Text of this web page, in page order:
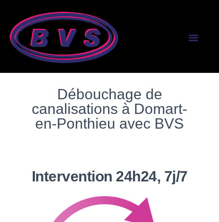
Débouchage de
canalisations à Domart-
en-Ponthieu avec BVS
Intervention 24h24, 7j/7